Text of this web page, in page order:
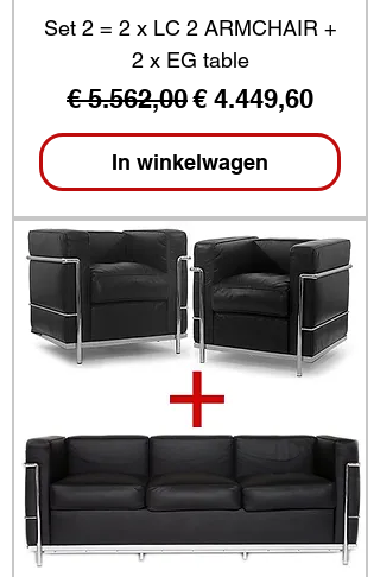
Set 2 = 2 x LC 2 ARMCHAIR +
2 x EG table
Normale prijs
€ 5.562,00Verkoopprijs
€ 4.449,60
In winkelwagen